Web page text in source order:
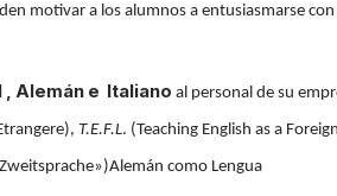
motivar a los alumnos a entusiasmarse con
, Alemán e Italiano al personal de su
T.E.F.L. (Teaching English as a Foreign
como Lengua